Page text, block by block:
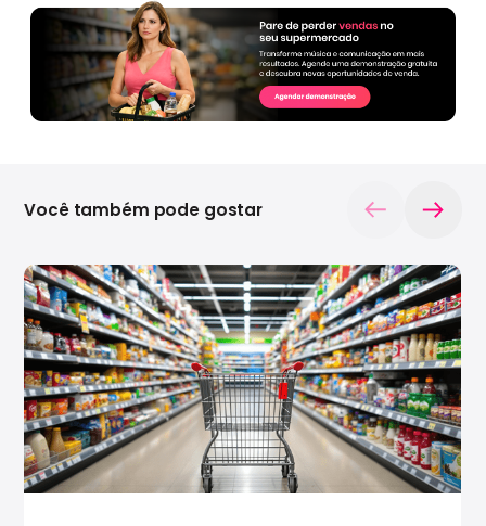
Você também pode gostar